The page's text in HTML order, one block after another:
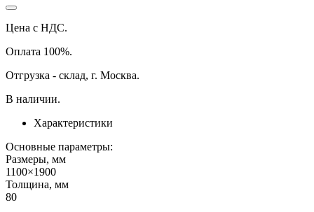
Цена с НДС.
Оплата 100%.
Отгрузка - склад, г. Москва.
В наличии.
Характеристики
Основные параметры:
Размеры, мм
1100×1900
Толщина, мм
80